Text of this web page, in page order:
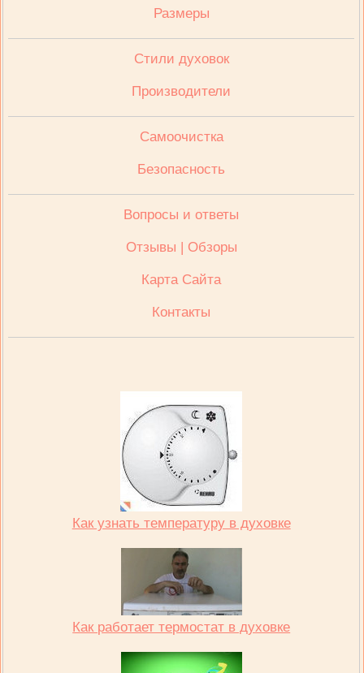
Размеры
Стили духовок
Производители
Cамоочистка
Безопасность
Вопросы и ответы
Отзывы | Обзоры
Карта Сайта
Контакты
Как узнать температуру в духовке
Как работает термостат в духовке